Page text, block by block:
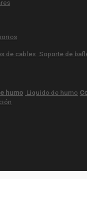
de cables Soporte de
humo Liquido de humo